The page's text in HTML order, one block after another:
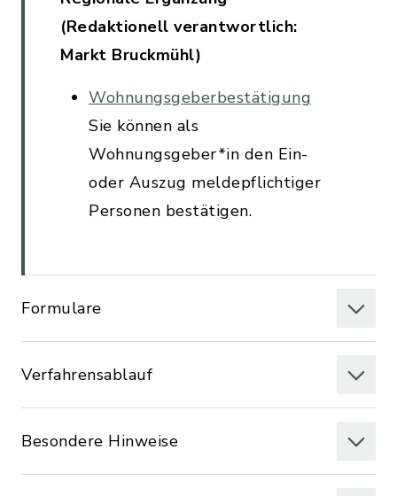
(Redaktionell verantwortlich:
Markt Bruckmühl)
Wohnungsgeberbestätigung
Sie können als
Wohnungsgeber*in den Ein-
oder Auszug meldepflichtiger
Personen bestätigen.
Formulare
Verfahrensablauf
Besondere Hinweise